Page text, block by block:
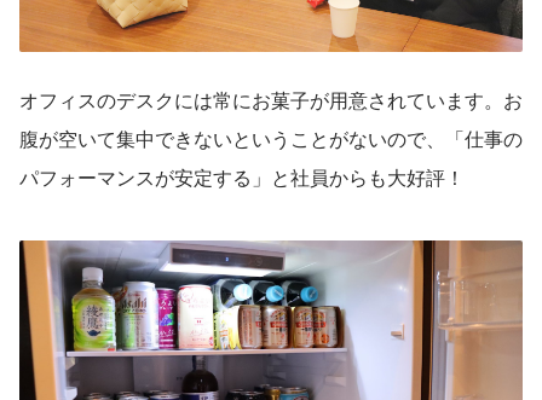
オフィスのデスクには常にお菓子が用意されています。お
腹が空いて集中できないということがないので、「仕事の
パフォーマンスが安定する」と社員からも大好評！